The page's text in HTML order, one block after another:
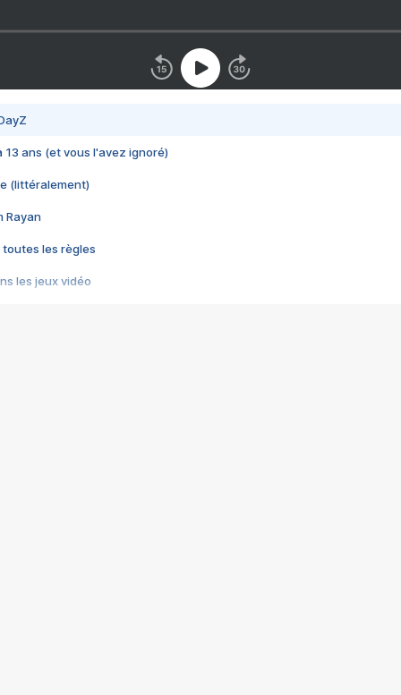
13 ans (et vous l'avez ignoré)
(littéralement)
Rayan
toutes les règles
les jeux vidéo